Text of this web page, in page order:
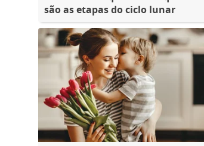
são as etapas do ciclo lunar